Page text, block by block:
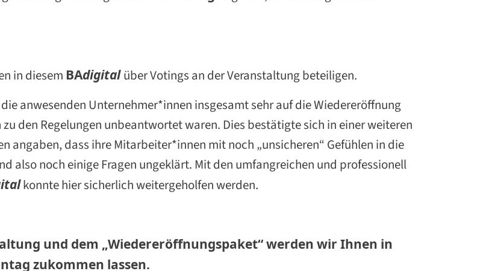
in diesem BAdigitalüber Votings an der Veranstaltung beteiligen.
anwesenden Unternehmer*innen insgesamt sehr auf die Wiedereröffnung
den Regelungen unbeantwortet waren. Dies bestätigte sich in einer weiteren
angaben, dass ihre Mitarbeiter*innen mit noch „unsicheren“ Gefühlen in die
also noch einige Fragen ungeklärt. Mit den umfangreichen und professionell
konnte hier sicherlich weitergeholfen werden.
und dem „Wiedereröffnungspaket“ werden wir Ihnen in
zukommen lassen.